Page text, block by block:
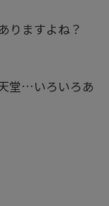
りますよね？
堂…いろいろあ